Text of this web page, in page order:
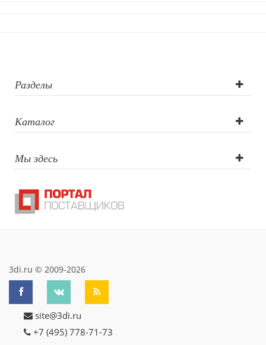
окружности ,
Тампопечать (1
цвет)
Разделы
Каталог
Мы здесь
3di.ru © 2009-2026
site@3di.ru
+7 (495) 778-71-73